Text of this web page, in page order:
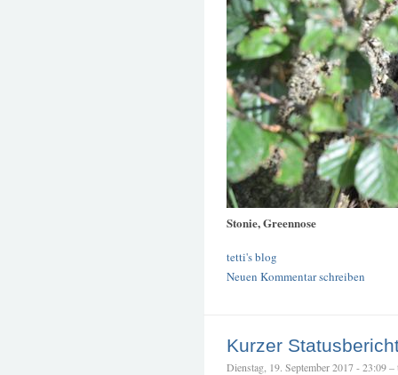
Stonie, Greennose
tetti's blog
Neuen Kommentar schreiben
Kurzer
Dienstag, 19. September 2017 - 23:09 –